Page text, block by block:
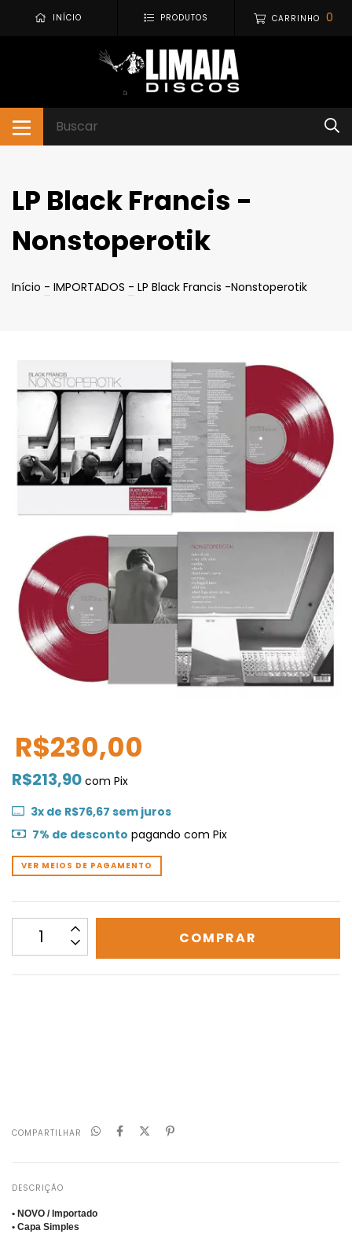
INÍCIO PRODUTOS CARRINHO 0
LP Black Francis -
Nonstoperotik
Início - IMPORTADOS - LP Black Francis -Nonstoperotik
R$230,00
R$213,90 com Pix
3x de R$76,67 sem juros
7% de desconto pagando com Pix
VER MEIOS DE PAGAMENTO
COMPARTILHAR
DESCRIÇÃO
• NOVO / Importado
• Capa Simples